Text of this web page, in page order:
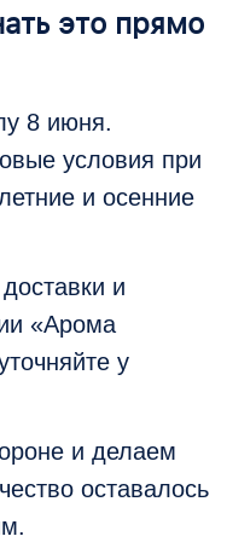
это прямо
8 июня.
условия при
и осенние
и
«Арома
у
и делаем
оставалось